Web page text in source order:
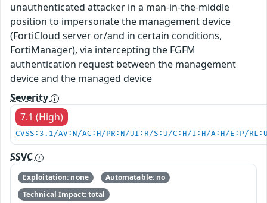
unauthenticated attacker in a man-in-the-middle
position to impersonate the management device
(FortiCloud server or/and in certain conditions,
FortiManager), via intercepting the FGFM
authentication request between the management
device and the managed device
Severity
7.1 (High)
CVSS:3.1/AV:N/AC:H/PR:N/UI:R/S:U/C:H/I:H/A:H/E:P/
SSVC
Exploitation: none
Automatable: no
Technical Impact: total